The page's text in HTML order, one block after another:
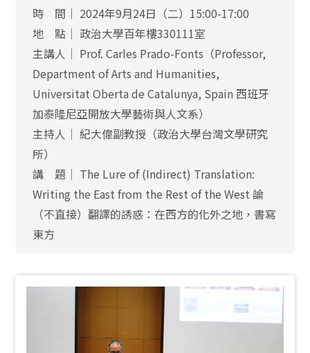
時 間│ 2024年9月24日（二）15:00-17:00
地 點│ 政治大學百年樓330111室
主講人│ Prof. Carles Prado-Fonts（Professor,
Department of Arts and Humanities,
Universitat Oberta de Catalunya, Spain 西班牙
加泰隆尼亞開放大學藝術與人文系）
主持人│ 紀大偉副教授（政治大學台灣文學研究
所）
講 題│ The Lure of (Indirect) Translation:
Writing the East from the Rest of the West 論
（不直接）翻譯的誘惑：在西方的化外之地，書寫
東方